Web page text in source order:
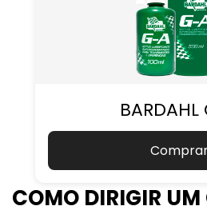
COMO DIRIGIR